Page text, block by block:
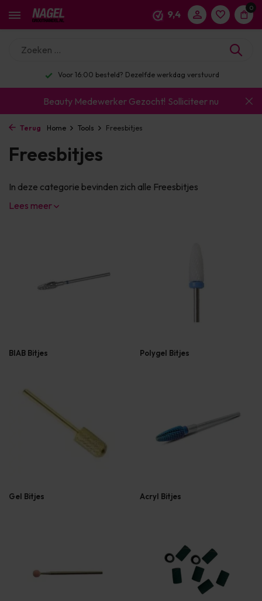
9,4
0
Voor 16:00 besteld? Dezelfde werkdag verstuurd
Beauty Medewerker Gezocht! Solliciteer nu
Terug Home Tools Freesbitjes
Freesbitjes
In deze categorie bevinden zich alle Freesbitjes
Lees meer
BIAB Bitjes Polygel Bitjes
Gel Bitjes Acryl Bitjes